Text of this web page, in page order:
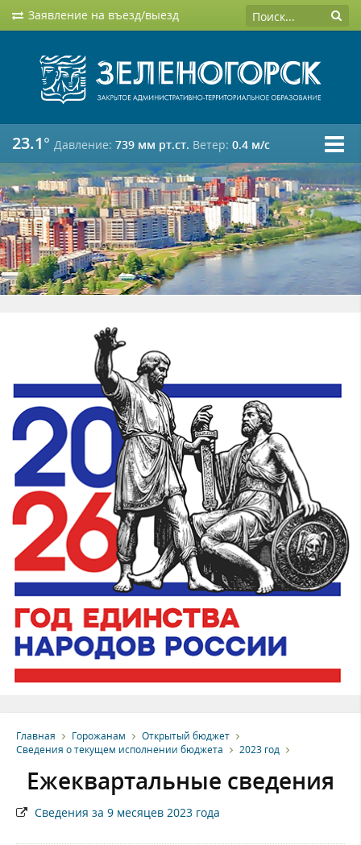
Заявление на въезд/выезд
23.1° Давление: 739 мм рт.ст. Ветер: 0.4 м/c
Главная Горожанам
Открытый бюджет
Сведения о текущем исполнении бюджета
2023 год
Ежеквартальные сведения
Сведения за 9 месяцев 2023 года